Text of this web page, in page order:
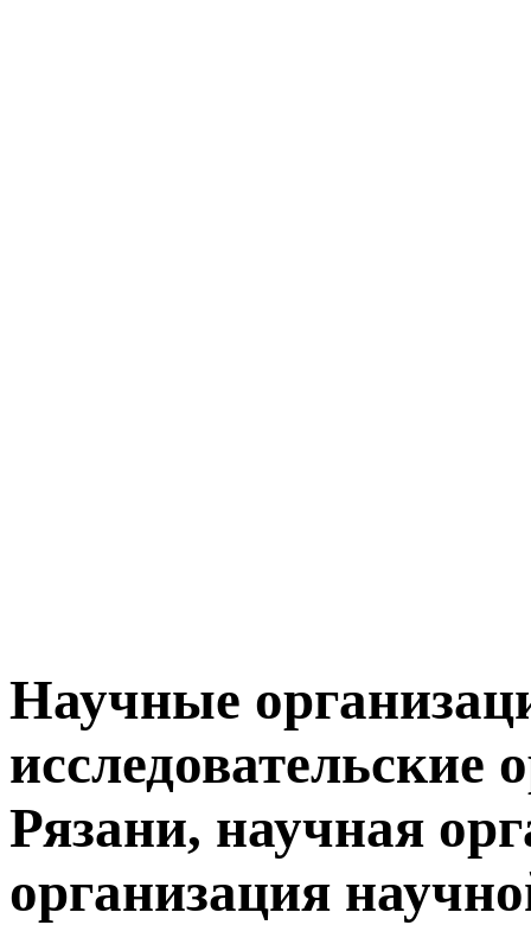
Научные
исследовательские
Рязани, научная
организация